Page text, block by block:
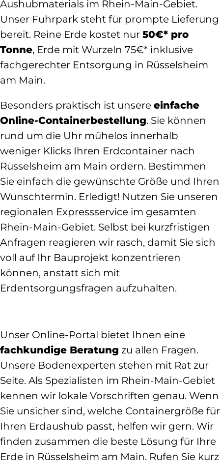
Aushubmaterials im Rhein-Main-Gebiet.
Unser Fuhrpark steht für prompte Lieferung
bereit. Reine Erde kostet nur 50€* pro
Tonne, Erde mit Wurzeln 75€* inklusive
fachgerechter Entsorgung in Rüsselsheim
am Main.
Besonders praktisch ist unsere einfache
Online-Containerbestellung. Sie können
rund um die Uhr mühelos innerhalb
weniger Klicks Ihren Erdcontainer nach
Rüsselsheim am Main ordern. Bestimmen
Sie einfach die gewünschte Größe und Ihren
Wunschtermin. Erledigt! Nutzen Sie unseren
regionalen Expressservice im gesamten
Rhein-Main-Gebiet. Selbst bei kurzfristigen
Anfragen reagieren wir rasch, damit Sie sich
voll auf Ihr Bauprojekt konzentrieren
können, anstatt sich mit
Erdentsorgungsfragen aufzuhalten.
Unser Online-Portal bietet Ihnen eine
fachkundige Beratung zu allen Fragen.
Unsere Bodenexperten stehen mit Rat zur
Seite. Als Spezialisten im Rhein-Main-Gebiet
kennen wir lokale Vorschriften genau. Wenn
Sie unsicher sind, welche Containergröße für
Ihren Erdaushub passt, helfen wir gern. Wir
finden zusammen die beste Lösung für Ihre
Erde in Rüsselsheim am Main. Rufen Sie kurz